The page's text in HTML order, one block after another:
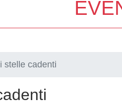
stelle cadenti